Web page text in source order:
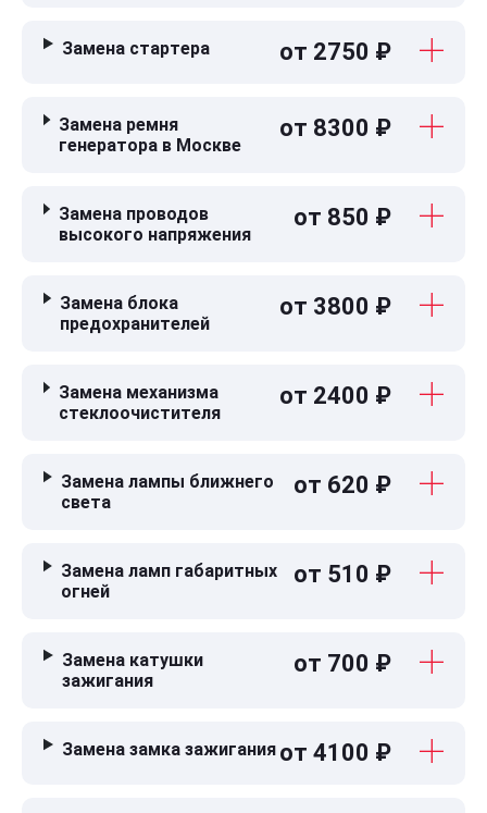
Замена стартера от 2750 ₽
Замена ремня
генератора в Москве
от 8300 ₽
Замена проводов
высокого напряжения
от 850 ₽
Замена блока
предохранителей
от 3800 ₽
Замена механизма
стеклоочистителя
от 2400 ₽
Замена лампы ближнего
света
от 620 ₽
Замена ламп габаритных
огней
от 510 ₽
Замена катушки
зажигания
от 700 ₽
Замена замка зажигания от 4100 ₽